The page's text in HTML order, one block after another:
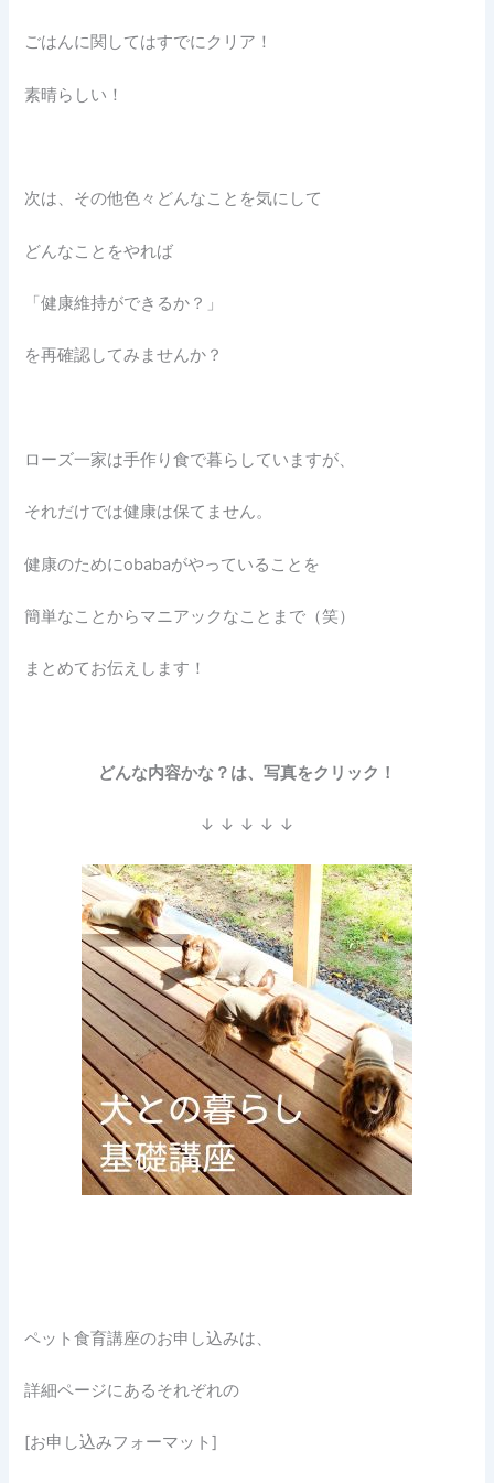
ごはんに関してはすでにクリア！
素晴らしい！
次は、その他色々どんなことを気にして
どんなことをやれば
「健康維持ができるか？」
を再確認してみませんか？
ローズ一家は手作り食で暮らしていますが、
それだけでは健康は保てません。
健康のためにobabaがやっていることを
簡単なことからマニアックなことまで（笑）
まとめてお伝えします！
どんな内容かな？は、写真をクリック！
↓ ↓ ↓ ↓ ↓
ペット食育講座のお申し込みは、
詳細ページにあるそれぞれの
[お申し込みフォーマット]